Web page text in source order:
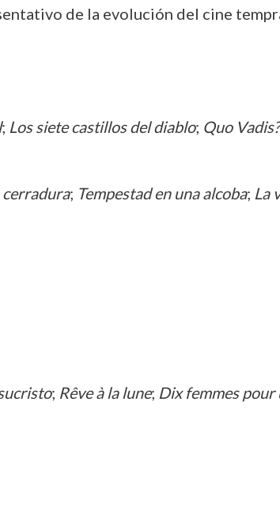
de la evolución del cine
; Los siete castillos del diablo; Quo Vadis?
cerradura; Tempestad en una alcoba; La
; Rêve à la lune; Dix femmes pour